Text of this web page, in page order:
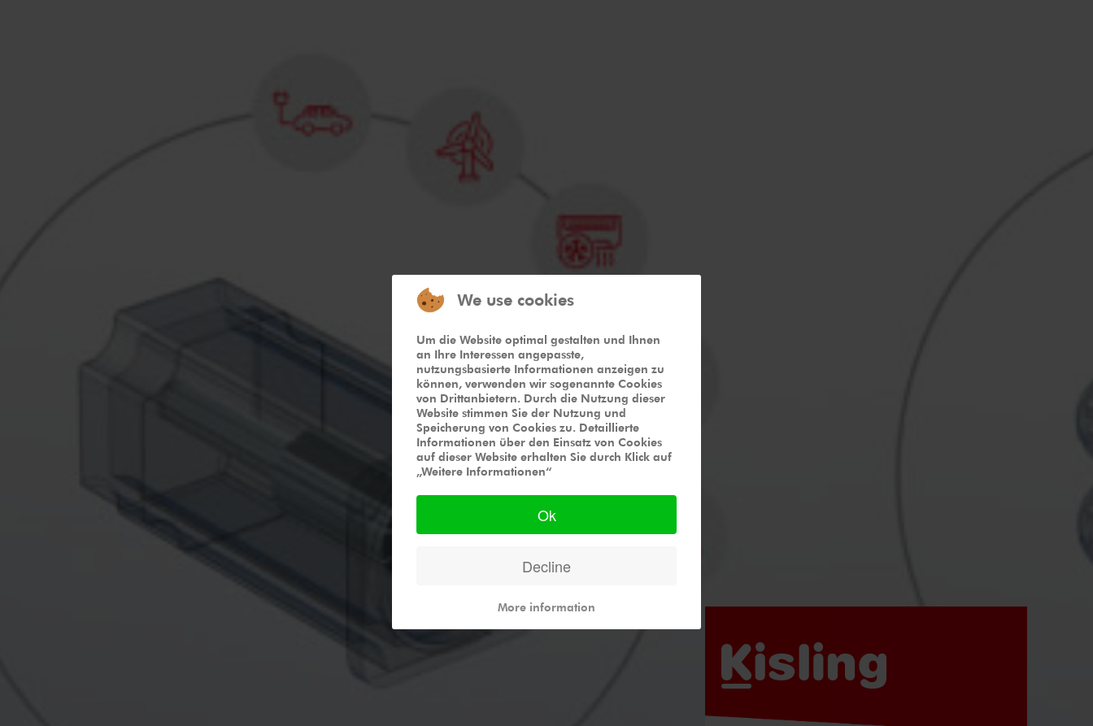
We use cookies
Um die Website optimal gestalten und Ihnen
an Ihre Interessen angepasste,
nutzungsbasierte Informationen anzeigen zu
können, verwenden wir sogenannte Cookies
von Drittanbietern. Durch die Nutzung dieser
Website stimmen Sie der Nutzung und
Speicherung von Cookies zu. Detaillierte
Informationen über den Einsatz von Cookies
auf dieser Website erhalten Sie durch Klick auf
„Weitere Informationen“
Ok
Decline
More information